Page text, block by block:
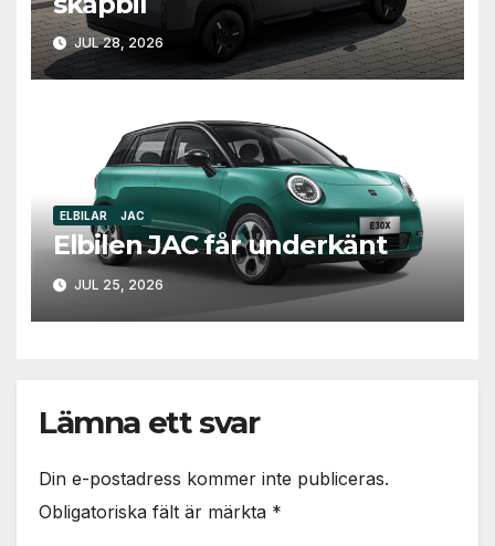
JUL 28, 2026
ELBILAR JAC
Elbilen JAC får underkänt
JUL 25, 2026
Lämna ett svar
Din e-postadress kommer inte publiceras.
Obligatoriska fält är märkta *